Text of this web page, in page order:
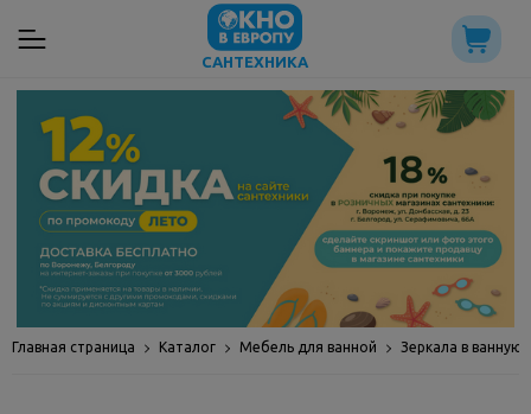
САНТЕХНИКА
Главная страница Каталог Мебель для ванной Зеркала в ванную